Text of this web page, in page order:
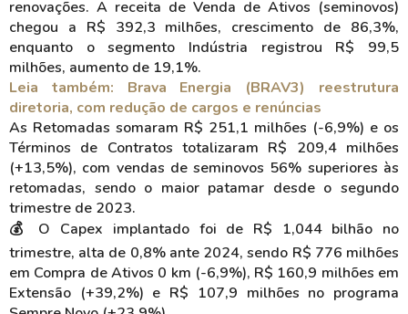
renovações. A receita de Venda de Ativos (seminovos)
chegou a R$ 392,3 milhões, crescimento de 86,3%,
enquanto o segmento Indústria registrou R$ 99,5
milhões, aumento de 19,1%.
Leia também: Brava Energia (BRAV3) reestrutura
diretoria, com redução de cargos e renúncias
As Retomadas somaram R$ 251,1 milhões (-6,9%) e os
Términos de Contratos totalizaram R$ 209,4 milhões
(+13,5%), com vendas de seminovos 56% superiores às
retomadas, sendo o maior patamar desde o segundo
trimestre de 2023.
💰 O Capex implantado foi de R$ 1,044 bilhão no
trimestre, alta de 0,8% ante 2024, sendo R$ 776 milhões
em Compra de Ativos 0 km (-6,9%), R$ 160,9 milhões em
Extensão (+39,2%) e R$ 107,9 milhões no programa